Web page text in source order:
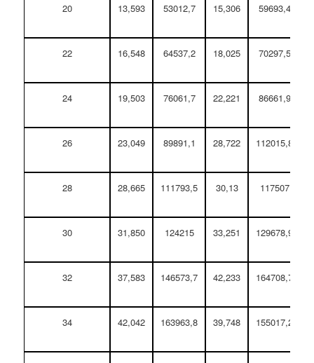
20 13,593 53012,7 15,306 59693,4
22 16,548 64537,2 18,025 70297,5
24 19,503 76061,7 22,221 86661,9
26 23,049 89891,1 28,722 112015,8
28 28,665 111793,5 30,13 117507
30 31,850 124215 33,251 129678,9
32 37,583 146573,7 42,233 164708,7
34 42,042 163963,8 39,748 155017,2